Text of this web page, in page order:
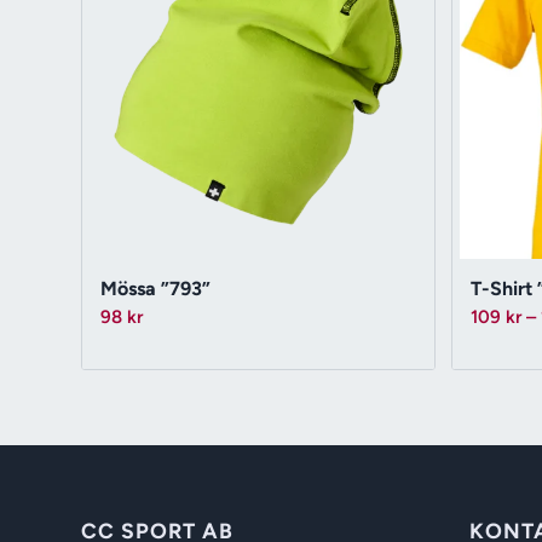
Mössa ”793”
98 kr
T-Shirt
109 kr –
CC SPORT AB